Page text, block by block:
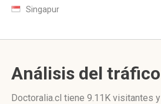
Singapur
Análisis del tráfico
Doctoralia.cl tiene 9.11K visitantes y